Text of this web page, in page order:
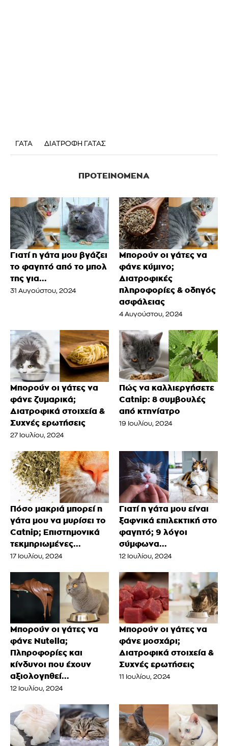
ΓΑΤΑ ΔΙΑΤΡΟΦΗ ΓΑΤΑΣ
ΠΡΟΤΕΙΝΌΜΕΝΑ
Γιατί η γάτα μου βγάζει
το φαγητό από το μπολ
της για...
31 Αυγούστου, 2024
Μπορούν οι γάτες να
φάνε κύμινο;
Διατροφικές
πληροφορίες & οδηγός
ασφάλειας
4 Αυγούστου, 2024
Μπορούν οι γάτες να
φάνε ζυμαρικά;
Διατροφικά στοιχεία &
Συχνές ερωτήσεις
27 Ιουλίου, 2024
Πώς να καλλιεργήσετε
Catnip: 8 συμβουλές
από κτηνίατρο
19 Ιουλίου, 2024
Πόσο μακριά μπορεί η
γάτα μου να μυρίσει το
Catnip; Επιστημονικά
τεκμηριωμένες...
17 Ιουλίου, 2024
Γιατί η γάτα μου είναι
ξαφνικά επιλεκτική στο
φαγητό; 9 λόγοι
σύμφωνα...
12 Ιουλίου, 2024
Μπορούν οι γάτες να
φάνε Nutella;
Πληροφορίες και
κίνδυνοι που έχουν
αξιολογηθεί...
12 Ιουλίου, 2024
Μπορούν οι γάτες να
φάνε μοσχάρι;
Διατροφικά στοιχεία &
Συχνές ερωτήσεις
11 Ιουλίου, 2024